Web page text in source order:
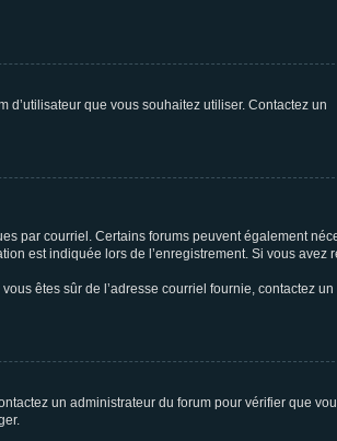
d’utilisateur que vous souhaitez utiliser. Contactez un
par courriel. Certains forums peuvent également
est indiquée lors de l’enregistrement. Si vous avez
êtes sûr de l’adresse courriel fournie, contactez un
un administrateur du forum pour vérifier que